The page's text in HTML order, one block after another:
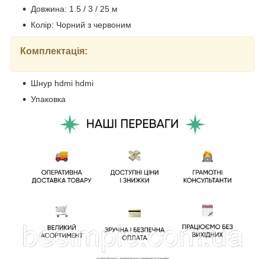
Довжина: 1.5 / 3 / 25 м
Колір: Чорний з червоним
Комплектація:
Шнур hdmi hdmi
Упаковка